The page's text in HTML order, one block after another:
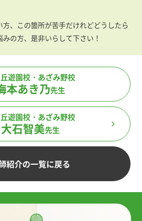
、この箇所が苦手だけれどどうしたら
みの方、是非いらして下さい！
遊園校 あざみ野校
本あき乃先生
紹介の一覧に戻る
遊園校 あざみ野校
大石智美先生